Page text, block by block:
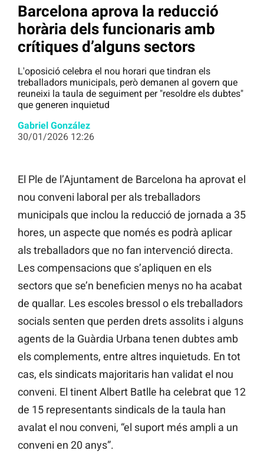
Barcelona aprova la reducció
horària dels funcionaris amb
crítiques d’alguns sectors
L'oposició celebra el nou horari que tindran els
treballadors municipals, però demanen al govern que
reuneixi la taula de seguiment per "resoldre els dubtes"
que generen inquietud
Gabriel González
30/01/2026 12:26
El Ple de l’Ajuntament de Barcelona ha aprovat el
nou conveni laboral per als treballadors
municipals que inclou la reducció de jornada a 35
hores, un aspecte que només es podrà aplicar
als treballadors que no fan intervenció directa.
Les compensacions que s’apliquen en els
sectors que se’n beneficien menys no ha acabat
de quallar. Les escoles bressol o els treballadors
socials senten que perden drets assolits i alguns
agents de la Guàrdia Urbana tenen dubtes amb
els complements, entre altres inquietuds. En tot
cas, els sindicats majoritaris han validat el nou
conveni. El tinent Albert Batlle ha celebrat que 12
de 15 representants sindicals de la taula han
avalat el nou conveni, “el suport més ampli a un
conveni en 20 anys”.